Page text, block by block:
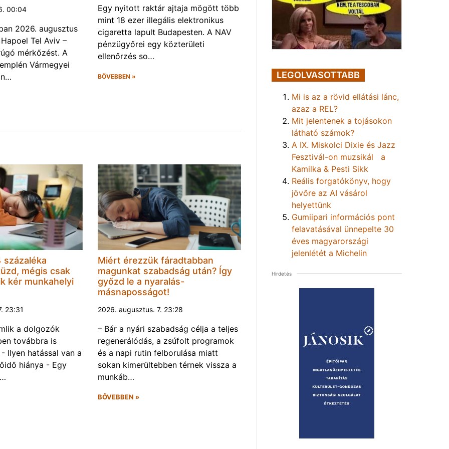
00:04
2026. augusztus
Tel Aviv –
mérkőzést. A
Vármegyei
Egy nyitott raktár ajtaja mögött több
mint 18 ezer illegális elektronikus
cigaretta lapult Budapesten. A NAV
pénzügyőrei egy közterületi
ellenőrzés so…
BŐVEBBEN »
százaléka
mégis csak
kér munkahelyi
23:31
a dolgozók
továbbra is
Ilyen hatással van a
hiánya - Egy
Miért érezzük fáradtabban
magunkat szabadság után? Így
győzd le a nyaralás-
másnaposságot!
2026. augusztus. 7. 23:28
– Bár a nyári szabadság célja a teljes
regenerálódás, a zsúfolt programok
és a napi rutin felborulása miatt
sokan kimerültebben térnek vissza a
munkáb…
BŐVEBBEN »
LEGOLVASOTTABB
Mi is az a rövid ellátási lánc,
azaz a REL?
Mit jelentenek a tojásokon
látható számok?
A IX. Miskolci Dixie és Jazz
Fesztivál-on muzsikál a
Kamilka & Pesti Sikk
Reális forgatókönyv, hogy
jövőre az AI vásárol
helyettünk
Gumiipari információs pont
felavatásával ünnepelte 30
éves magyarországi
jelenlétét a Michelin
Hirdetés